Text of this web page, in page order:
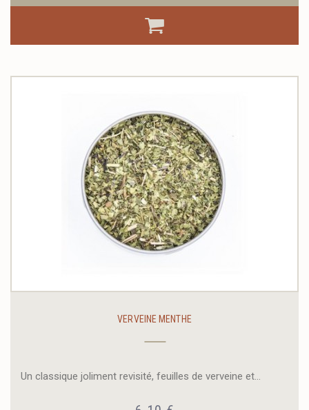
VERVEINE MENTHE
Un classique joliment revisité, feuilles de verveine et...